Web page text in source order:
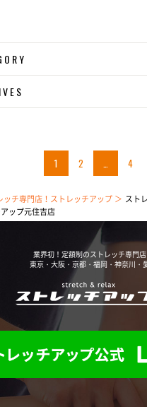
1 2 … 4
ッチ専門店！ストレッチアップ
スト
ップ元住吉店
業界初！定額制のストレッチ専門
東京・大阪・京都・福岡・神奈川・